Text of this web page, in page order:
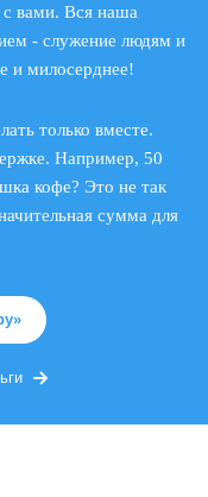
вами. Вся наша
- служение людям и
и милосерднее!
только вместе.
Например, 50
кофе? Это не так
сумма для